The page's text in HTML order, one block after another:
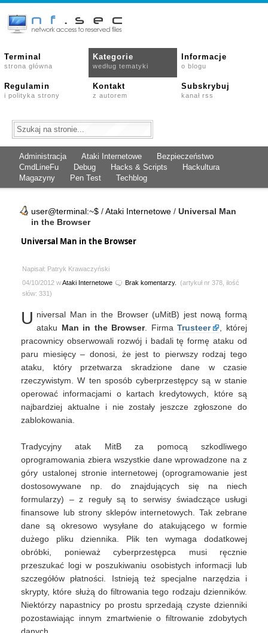
Terminal
strona główna
Kategorie
według tematyki
Informacje
o blogu
Regulamin
i polityka strony
Kontakt
z autorem
Subskrybuj
kanał rss
Administracja Ataki Internetowe
Bezpieczeństwo
CmdLineFu
Debug Hacks & Scripts
Hackultura
Magazyny
Pen Test Techblog
user@terminal:~$ /Ataki Internetowe / Universal Man
in the Browser
Universal Man in the Browser
Napisał: Patryk Krawaczyński
04/10/2012 wAtaki Internetowe Brak komentarzy.
(artykuł nr 378, ilość
słów: 331)
U niversal Man in the Browser (uMitB) jest nową formą
ataku Man in the Browser. FirmaTrusteer
, której
pracownicy obserwowali rozwój i badali tę formę ataku od
paru miesięcy – donosi, że jest to pierwszy rodzaj tego
ataku, który przetwarza skradzione dane w czasie
rzeczywistym. W ten sposób cyberprzestępcy są w stanie
operować informacjami o kartach kredytowych, które są
najbardziej aktualne i nie zostały jeszcze zgłoszone do
zablokowania.
Tradycyjny atak MitB za pomocą szkodliwego
oprogramowania zbiera wszystkie dane wprowadzone na z
góry ustalonej stronie internetowej (oprogramowanie jest
dostosowywane np. do znajdujących się na niech
formularzy) – z reguły są to serwisy świadczące usługi
finansowe lub strony sklepów internetowych. Tak zebrane
dane są okresowo wysyłane do atakującego w formie
dużego pliku dziennika. Plik ten wymaga dodatkowej
obróbki, ponieważ cyberprzestępca musi ręcznie
przeszukać logi w poszukiwaniu osobistych informacji lub
szczegółów płatności. Istnieją też specjalne narzędzia i
skrypty, które służą do filtrowania tego rodzaju dzienników.
Niektórzy napastnicy po prostu sprzedają czyste dzienniki
pozostawiając innym zmartwienie o filtrowanie zdobytych